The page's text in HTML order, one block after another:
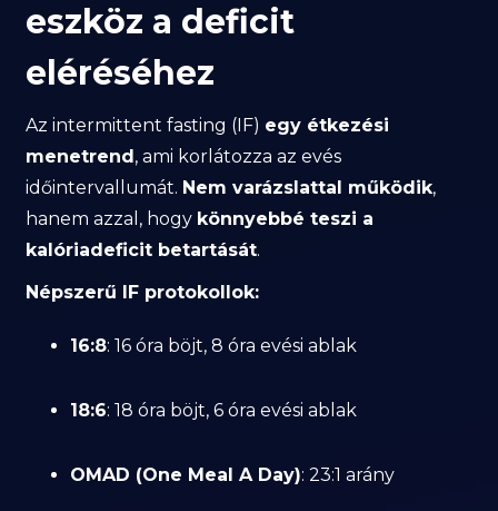
eszköz a deficit
eléréséhez
Az intermittent fasting (IF) egy étkezési
menetrend, ami korlátozza az evés
időintervallumát. Nem varázslattal működik,
hanem azzal, hogy könnyebbé teszi a
kalóriadeficit betartását.
Népszerű IF protokollok:
16:8: 16 óra böjt, 8 óra evési ablak
18:6: 18 óra böjt, 6 óra evési ablak
OMAD (One Meal A Day): 23:1 arány